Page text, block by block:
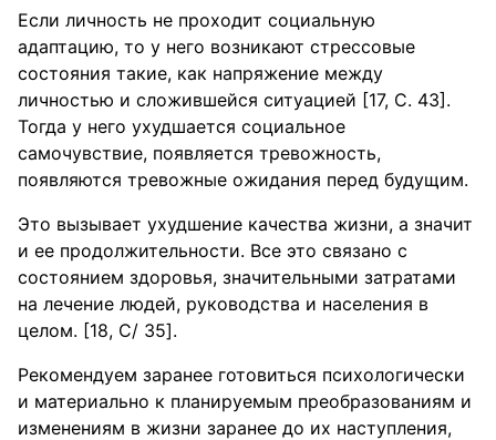
Если личность не проходит социальную
адаптацию, то у него возникают стрессовые
состояния такие, как напряжение между
личностью и сложившейся ситуацией [17, С. 43].
Тогда у него ухудшается социальное
самочувствие, появляется тревожность,
появляются тревожные ожидания перед будущим.
Это вызывает ухудшение качества жизни, а значит
и ее продолжительности. Все это связано с
состоянием здоровья, значительными затратами
на лечение людей, руководства и населения в
целом. [18, C/ 35].
Рекомендуем заранее готовиться психологически
и материально к планируемым преобразованиям и
изменениям в жизни заранее до их наступления,